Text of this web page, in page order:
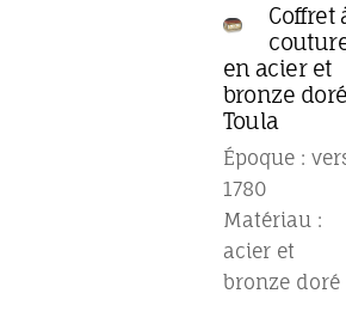
Coffret
en acier et
bronze
Toula
Époque :
1780
Matériau :
acier et
bronze doré